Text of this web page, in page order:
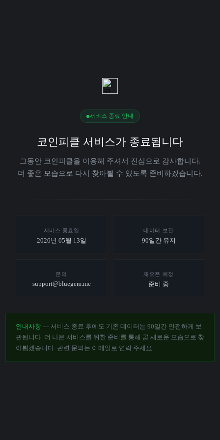
서비스 종료 안내
코인피클 서비스가 종료됩니다
그동안 코인피클을 이용해 주셔서 진심으로 감사합니다.
더 좋은 모습으로 다시 찾아뵐 수 있도록 준비하겠습니다.
서비스 종료일
2026년 05월 13일
데이터 보관
90일간 유지
문의
support@bluegem.me
재오픈 예정
준비 중
안내사항 — 서비스 종료 후에도 기존 데이터는 90일간 안전하게 보
관됩니다. 더 나은 서비스를 위한 준비를 통해 곧 새로운 모습으로 찾
아뵙겠습니다. 관련 문의는 이메일로 연락 주세요.